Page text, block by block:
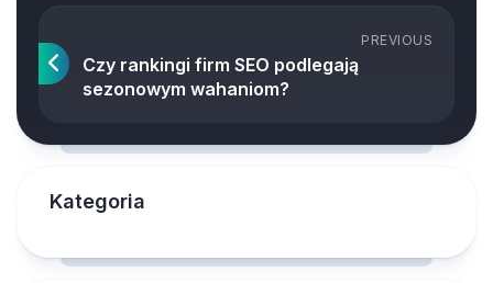
PREVIOUS
Czy rankingi firm SEO podlegają
sezonowym wahaniom?
Kategoria